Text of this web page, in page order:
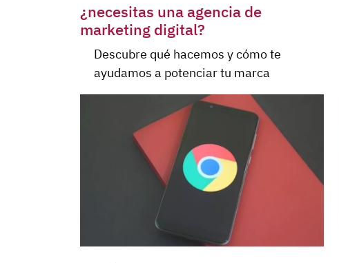
¿necesitas una agencia de
marketing digital?
Descubre qué hacemos y cómo te
ayudamos a potenciar tu marca